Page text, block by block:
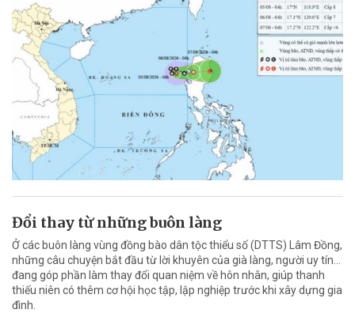
Đổi thay từ những buôn làng
Ở các buôn làng vùng đồng bào dân tộc thiểu số (DTTS) Lâm Đồng,
những câu chuyện bắt đầu từ lời khuyên của già làng, người uy tín…
đang góp phần làm thay đổi quan niệm về hôn nhân, giúp thanh
thiếu niên có thêm cơ hội học tập, lập nghiệp trước khi xây dựng gia
đình.